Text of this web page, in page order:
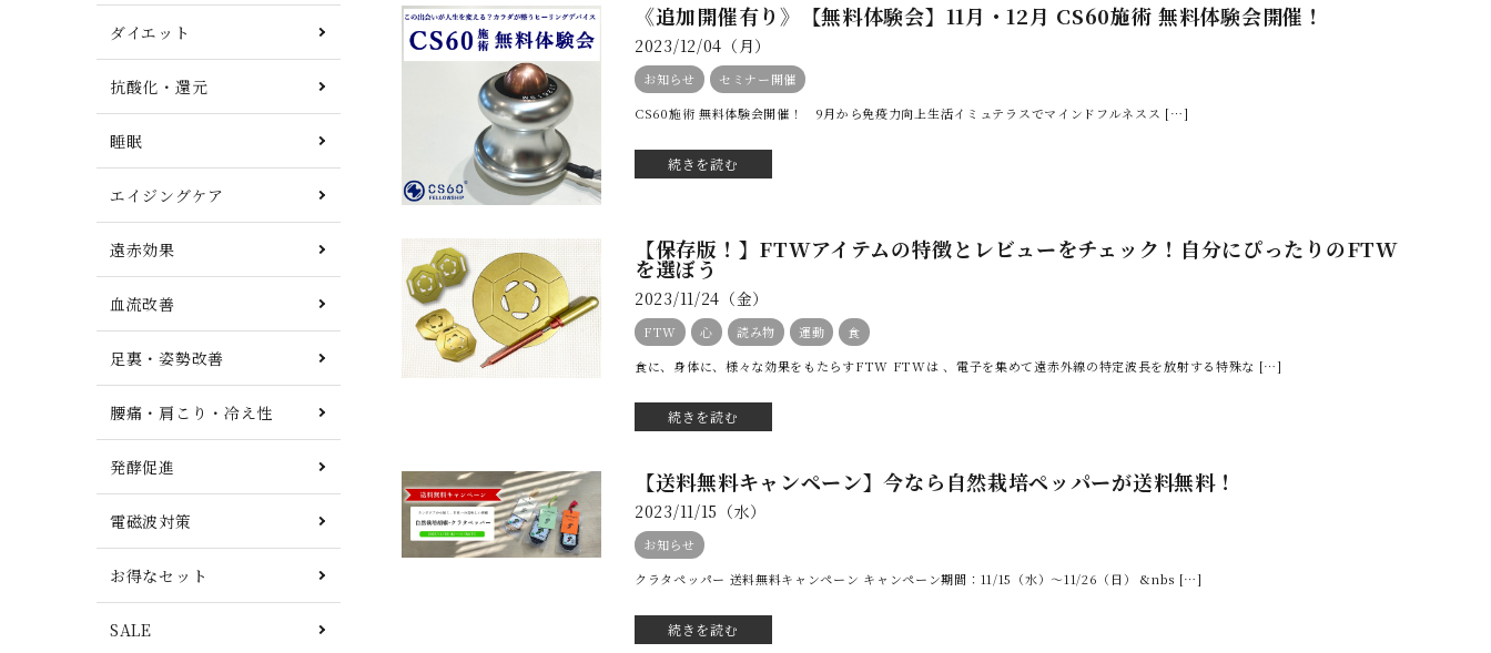
《追加開催有り》【無料体験会】11月・12月 CS60施術 無料体験会開催！
2023/12/04（月）
お知らせ
セミナー開催
CS60施術 無料体験会開催！ 9月から免疫力向上生活イミュテラスでマインドフルネスス […]
続きを読む
【保存版！】FTWアイテムの特徴とレビューをチェック！自分にぴったりのFTW
を選ぼう
2023/11/24（金）
FTW 心 読み物 運動
食
食に、身体に、様々な効果をもたらすFTW FTWは 、電子を集めて遠赤外線の特定波長を放射する特殊な […]
続きを読む
【送料無料キャンペーン】今なら自然栽培ペッパーが送料無料！
2023/11/15（水）
お知らせ
クラタペッパー 送料無料キャンペーン キャンペーン期間：11/15（水）～11/26（日） &nbs […]
続きを読む
ダイエット
抗酸化・還元
睡眠
エイジングケア
遠赤効果
血流改善
足裏・姿勢改善
腰痛・肩こり・冷え性
発酵促進
電磁波対策
お得なセット
SALE